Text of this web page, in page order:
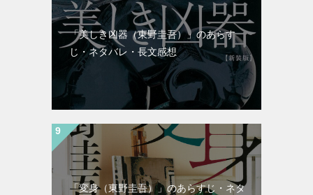
「美しき凶器（東野圭吾）」のあらす
じ・ネタバレ・長文感想
「変身（東野圭吾）」のあらすじ・ネタ